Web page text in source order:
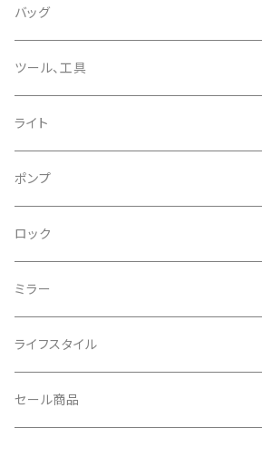
CHROMAG/クロマグ
CHROME/クローム
CONTINENTAL/コンチネンタル
CRANE/クレーン
CRANKBROTHERS/クランクブラザーズ
CROSS SECTION/クロスセクション
CLIK/クリック
CUSH CORE/クッシュコア
チェーン
チューブレスバルブ/ バルブキャップ
シーラント
バッグ
サドルバッグ
サコッシュ
バックパック
フレームバッグ
輪行袋
輪行小物
バイクカバー
その他
ツール、工具
ライト
フロントライト
テールライト
ポンプ
ロック
ミラー
ライフスタイル
キャップ
セール商品